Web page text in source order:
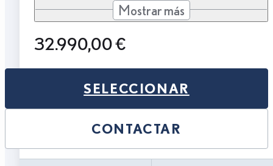
Mostrar más
32.990,00 €
SELECCIONAR
CONTACTAR